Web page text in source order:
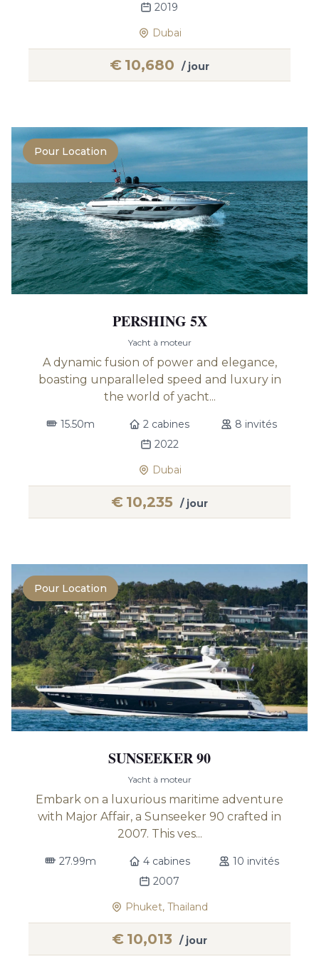
2019
Dubai
€ 10,680 / jour
Pour Location
PERSHING 5X
Yacht à moteur
A dynamic fusion of power and elegance,
boasting unparalleled speed and luxury in
the world of yacht...
15.50m 2 cabines
8 invités
2022
Dubai
€ 10,235 / jour
Pour Location
SUNSEEKER 90
Yacht à moteur
Embark on a luxurious maritime adventure
with Major Affair, a Sunseeker 90 crafted in
2007. This ves...
27.99m 4 cabines
10 invités
2007
Phuket, Thailand
€ 10,013 / jour